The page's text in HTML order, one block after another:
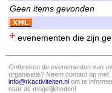
Geen items gevonden
evenementen die zijn
Ontbreken de evenementen van
organisatie? Neem contact op met
info@rkactiviteiten.nl om te
naar de mogelijkheden!